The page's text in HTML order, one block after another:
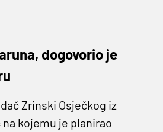
dogovorio je
Zrinski Osječkog iz
kojemu je planirao